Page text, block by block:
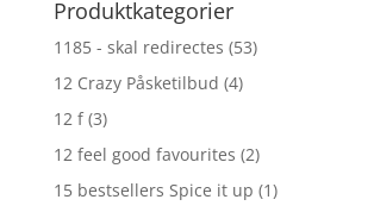
Produktkategorier
1185 - skal redirectes (53)
12 Crazy Påsketilbud (4)
12 f (3)
12 feel good favourites (2)
15 bestsellers Spice it up (1)